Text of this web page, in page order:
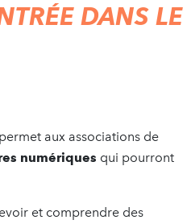
ÉE DANS LE
aux associations de
numériques qui pourront
et comprendre des